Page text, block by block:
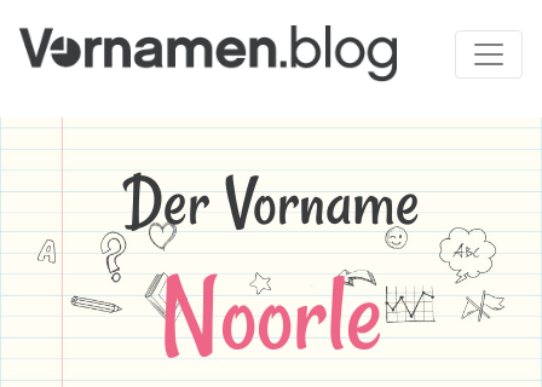
Der Vorname
Noorle